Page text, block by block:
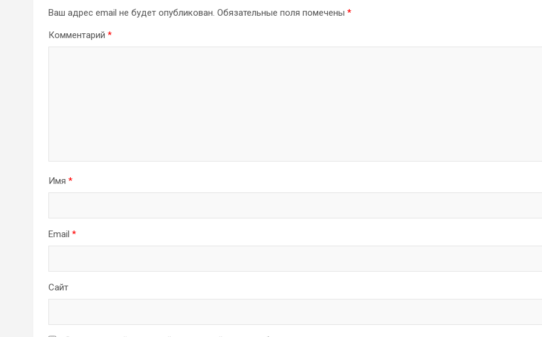
Ваш адрес email не будет опубликован. Обязательные поля помечены *
Комментарий *
Имя *
Email *
Сайт